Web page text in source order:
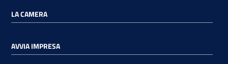
LA CAMERA
AVVIA IMPRESA